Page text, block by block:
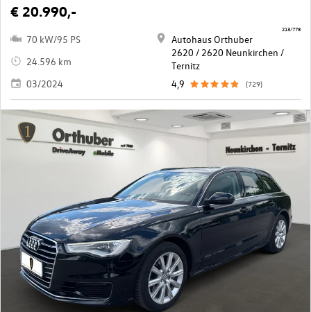
€ 20.990,-
70 kW/95 PS
24.596 km
03/2024
Autohaus Orthuber
2620 / 2620 Neunkirchen /
Ternitz
4,9
(729)
213/778